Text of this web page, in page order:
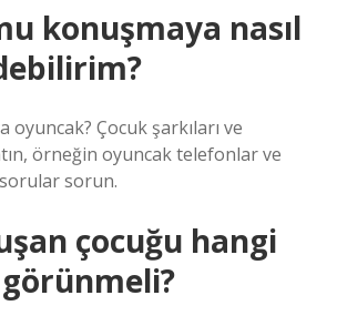
konuşmaya nasıl
oyuncak? Çocuk şarkıları ve
örneğin oyuncak telefonlar ve
sorun.
çocuğu hangi